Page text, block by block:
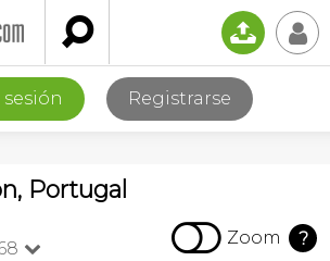
 📤 👤
Registrarse
Portugal
  Zoom ?